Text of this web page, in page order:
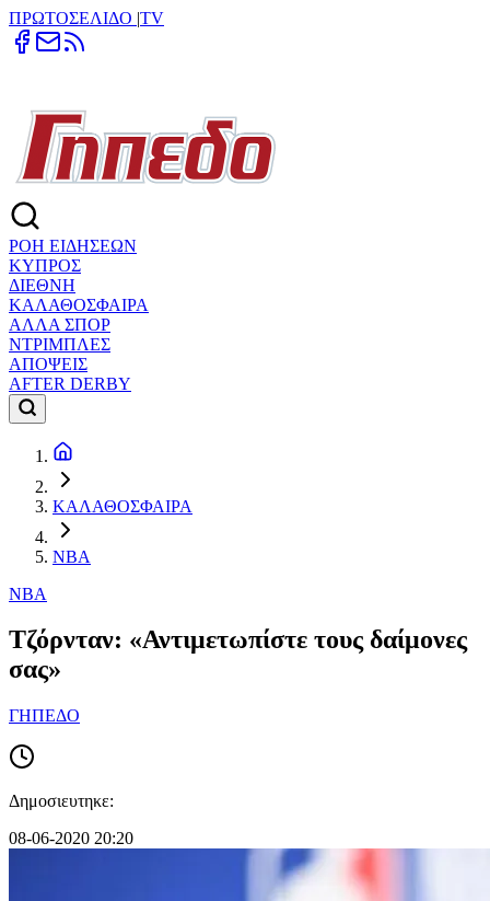
ΠΡΩΤΟΣΕΛΙΔΟ |TV
ΡΟΗ ΕΙΔΗΣΕΩΝ
ΚΥΠΡΟΣ
ΔΙΕΘΝΗ
ΚΑΛΑΘΟΣΦΑΙΡΑ
ΑΛΛΑ ΣΠΟΡ
ΝΤΡΙΜΠΛΕΣ
ΑΠΟΨΕΙΣ
AFTER DERBY
ΚΑΛΑΘΟΣΦΑΙΡΑ
NBA
NBA
Τζόρνταν: «Αντιμετωπίστε τους δαίμονες
σας»
ΓΗΠΕΔΟ
Δημοσιευτηκε:
08-06-2020 20:20